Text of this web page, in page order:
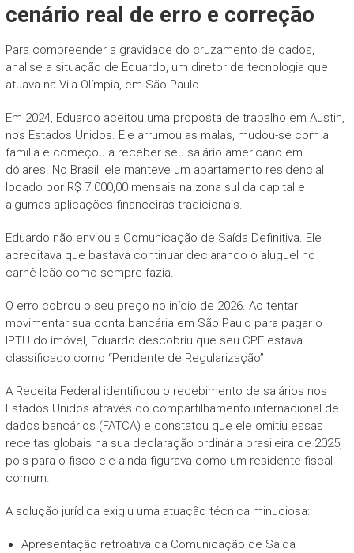
cenário real de erro e correção
Para compreender a gravidade do cruzamento de dados,
analise a situação de Eduardo, um diretor de tecnologia que
atuava na Vila Olímpia, em São Paulo.
Em 2024, Eduardo aceitou uma proposta de trabalho em Austin,
nos Estados Unidos. Ele arrumou as malas, mudou-se com a
família e começou a receber seu salário americano em
dólares. No Brasil, ele manteve um apartamento residencial
locado por R$ 7.000,00 mensais na zona sul da capital e
algumas aplicações financeiras tradicionais.
Eduardo não enviou a Comunicação de Saída Definitiva. Ele
acreditava que bastava continuar declarando o aluguel no
carnê-leão como sempre fazia.
O erro cobrou o seu preço no início de 2026. Ao tentar
movimentar sua conta bancária em São Paulo para pagar o
IPTU do imóvel, Eduardo descobriu que seu CPF estava
classificado como “Pendente de Regularização”.
A Receita Federal identificou o recebimento de salários nos
Estados Unidos através do compartilhamento internacional de
dados bancários (FATCA) e constatou que ele omitiu essas
receitas globais na sua declaração ordinária brasileira de 2025,
pois para o fisco ele ainda figurava como um residente fiscal
comum.
A solução jurídica exigiu uma atuação técnica minuciosa:
Apresentação retroativa da Comunicação de Saída